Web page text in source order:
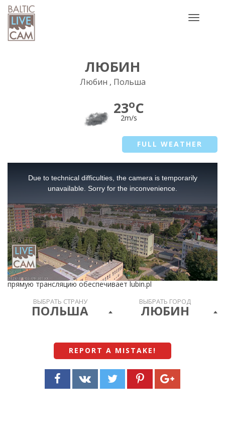
Toggle
ЛЮБИН
Любин , Польша
23oC
2m/s
FULL WEATHER
Due to technical difficulties, the camera is temporarily
unavailable. Sorry for the inconvenience.
прямую трансляцию обеспечивает lubin.pl
ВЫБРАТЬ СТРАНУ
ПОЛЬША
ВЫБРАТЬ ГОРОД
ЛЮБИН
REPORT A MISTAKE !